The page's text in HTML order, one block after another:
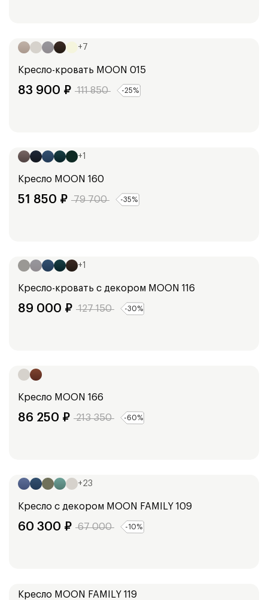
+ 7
Кресло-кровать MOON 015
83 900 ₽ 111 850 -25%
+1
Кресло MOON 160
51 850 ₽ 79 700 -35%
+1
Кресло-кровать с декором MOON 116
89 000 ₽ 127 150 -30%
Кресло MOON 166
86 250 ₽ 213 350 -60%
+23
Кресло с декором MOON FAMILY 109
60 300 ₽ 67 000 -10%
Кресло MOON FAMILY 119